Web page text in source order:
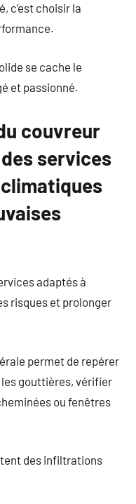
c’est choisir la
se cache le
et passionné.
couvreur
services
adaptés à
risques et prolonger
permet de repérer
gouttières, vérifier
ou fenêtres
des infiltrations